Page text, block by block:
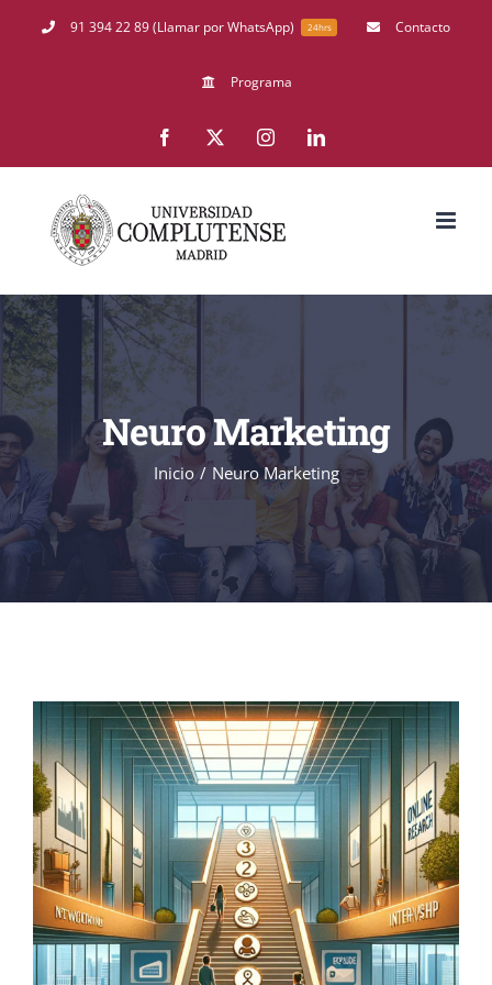
91 394 22 89 (Llamar por WhatsApp) 24hrs Contacto
Programa
Facebook InstagramLinkedIn
Neuro Marketing
Inicio Neuro Marketing